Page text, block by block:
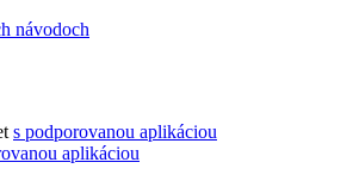
návodoch
s podporovanou aplikáciou
aplikáciou